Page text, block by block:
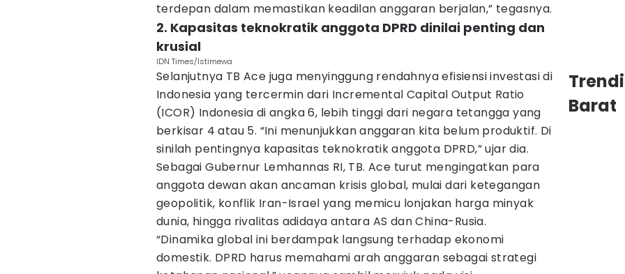
terdepan dalam memastikan keadilan anggaran berjalan,” tegasnya.
2. Kapasitas teknokratik anggota DPRD dinilai penting dan
krusial
IDN Times/Istimewa
Selanjutnya TB Ace juga menyinggung rendahnya efisiensi investasi di
Indonesia yang tercermin dari Incremental Capital Output Ratio
(ICOR) Indonesia di angka 6, lebih tinggi dari negara tetangga yang
berkisar 4 atau 5. “Ini menunjukkan anggaran kita belum produktif. Di
sinilah pentingnya kapasitas teknokratik anggota DPRD,” ujar dia.
Sebagai Gubernur Lemhannas RI, TB. Ace turut mengingatkan para
anggota dewan akan ancaman krisis global, mulai dari ketegangan
geopolitik, konflik Iran-Israel yang memicu lonjakan harga minyak
dunia, hingga rivalitas adidaya antara AS dan China-Rusia.
“Dinamika global ini berdampak langsung terhadap ekonomi
domestik. DPRD harus memahami arah anggaran sebagai strategi
Barat